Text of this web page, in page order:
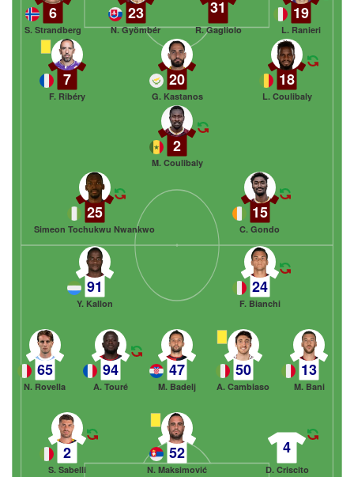
19
L. Ranieri
31
R. Gagliolo
23
N. Gyömbér
6
S. Strandberg
18
L. Coulibaly
20
G. Kastanos
7
F. Ribéry
2
M. Coulibaly
15
C. Gondo
25
Simeon Tochukwu Nwankwo
2
S. Sabelli
52
N. Maksimović
4
D. Criscito
65
N. Rovella
94
A. Touré
47
M. Badelj
50
A. Cambiaso
13
M. Bani
91
Y. Kallon
24
F. Bianchi